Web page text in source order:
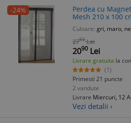
-24%
Perdea cu
Mesh 210 x 100
Tantari, Muste si
Culoare: gri, maro,
2750 Lei
2090 Lei
Livrare gratuita la
(1)
Primesti 21 puncte
2 vandute
Livrare Miercuri, 12
Vezi detalii ›